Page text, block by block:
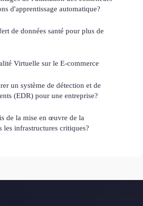
d'apprentissage automatique?
de données santé pour plus de
Virtuelle sur le E-commerce
un système de détection et de
(EDR) pour une entreprise?
de la mise en œuvre de la
les infrastructures critiques?